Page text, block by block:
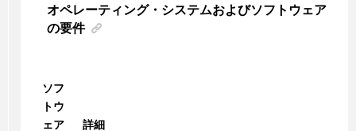
オペレーティング・システムおよびソフトウェア
の要件
ソフ
トウ
ェア
詳細